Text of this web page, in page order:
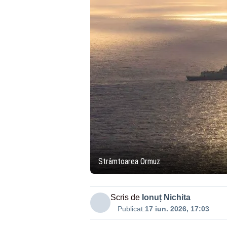
Strâmtoarea Ormuz
Scris de Ionuț Nichita
Publicat:17 iun. 2026, 17:03